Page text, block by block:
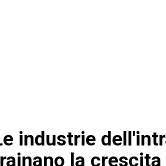
industrie
la